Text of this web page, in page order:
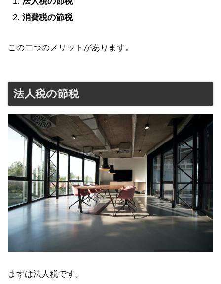
消費税の節税
この二つのメリットがあります。
法人税の節税
まずは法人税です。